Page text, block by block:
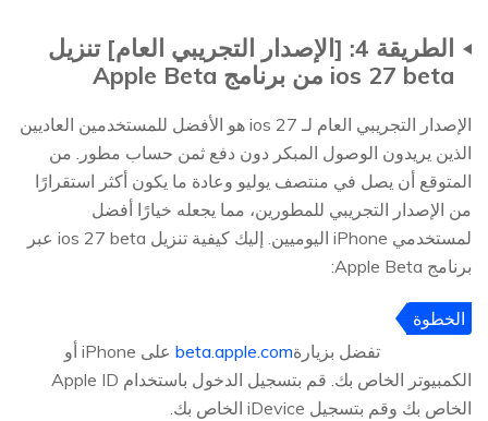
الطريقة 4: [الإصدار التجريبي العام] تنزيل
ios 27 beta من برنامج Apple Beta
الإصدار التجريبي العام لـ ios 27 هو الأفضل للمستخدمين العاديين
الذين يريدون الوصول المبكر دون دفع ثمن حساب مطور. من
المتوقع أن يصل في منتصف يوليو وعادة ما يكون أكثر استقرارًا
من الإصدار التجريبي للمطورين، مما يجعله خيارًا أفضل
لمستخدمي iPhone اليوميين. إليك كيفية تنزيل ios 27 beta عبر
برنامج Apple Beta:
الخطوة
تفضل بزيارةbeta.apple.com
على iPhone أو
الكمبيوتر الخاص بك. قم بتسجيل الدخول باستخدام Apple ID
الخاص بك وقم بتسجيل iDevice الخاص بك.